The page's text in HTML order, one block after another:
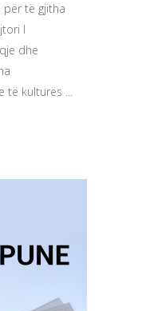
për të gjitha
I
dhe
të kulturës